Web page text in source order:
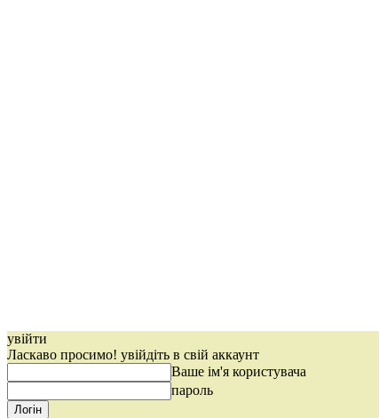
увійти
Ласкаво просимо! увійдіть в свій аккаунт
Ваше ім'я користувача
пароль